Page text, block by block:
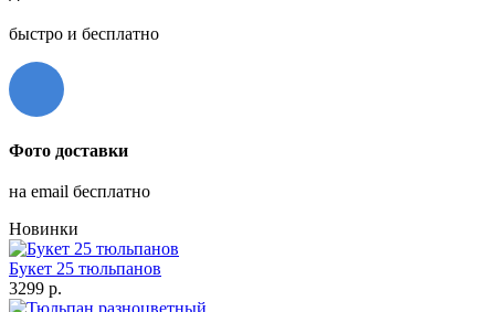
быстро и бесплатно
Фото доставки
на email бесплатно
Новинки
Букет 25 тюльпанов
3299 р.